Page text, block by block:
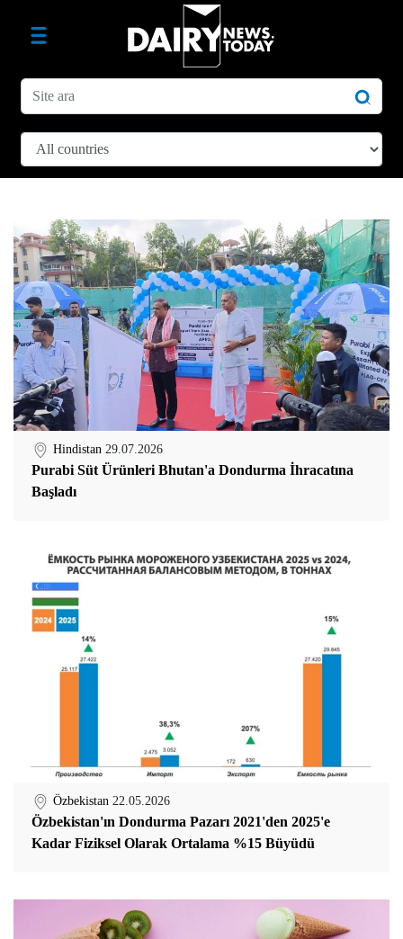
Hindistan 29.07.2026
Purabi Süt Ürünleri Bhutan'a Dondurma İhracatına
Başladı
Özbekistan 22.05.2026
Özbekistan'ın Dondurma Pazarı 2021'den 2025'e
Kadar Fiziksel Olarak Ortalama %15 Büyüdü